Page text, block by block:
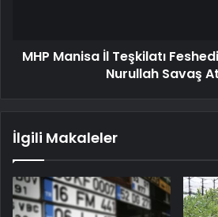
MHP Manisa İl Teşkilatı
Nurullah Savaş
İlgili Makaleler